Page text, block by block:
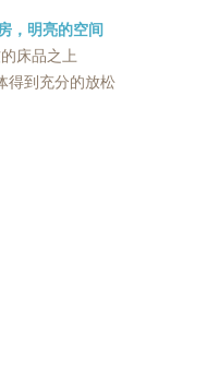
，明亮的空间
床品之上
得到充分的放松